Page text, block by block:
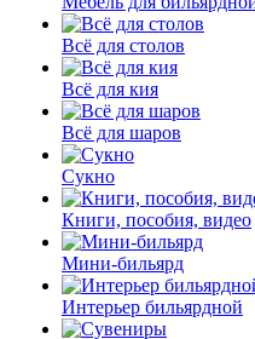
Всё для столов
Всё для кия
Всё для шаров
Сукно
Книги, пособия, видео
Мини-бильярд
Интерьер бильярдной